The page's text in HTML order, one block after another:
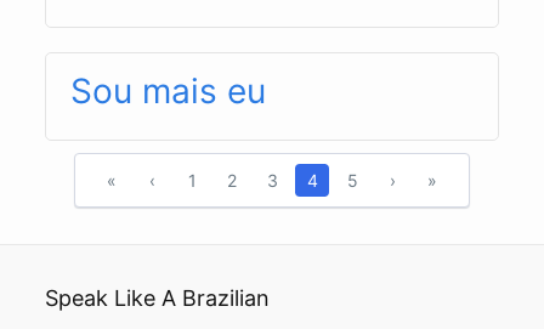
Sou mais eu
« ‹ 1 2 3 4 5 › »
Speak Like A Brazilian